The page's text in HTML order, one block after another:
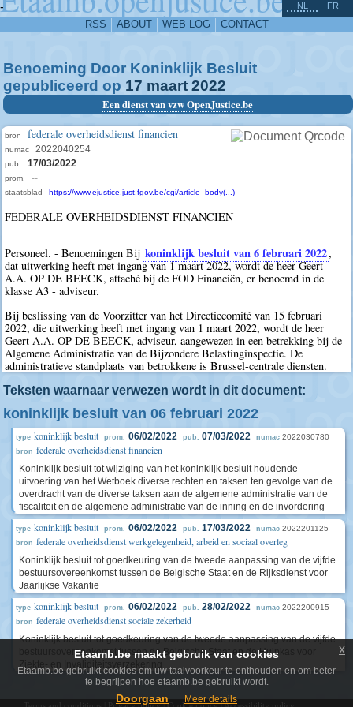
-
RSS ABOUT WEB LOG CONTACT
NL FR
Benoeming Door Koninklijk Besluit
gepubliceerd op 17 maart 2022
Een dienst van vzw OpenJustice.be
bron federale overheidsdienst financien
numac 2022040254
pub. 17/03/2022
prom. --
staatsblad https://www.ejustice.just.fgov.be/cgi/article_body(...)
FEDERALE OVERHEIDSDIENST FINANCIEN
Personeel. - Benoemingen Bij koninklijk besluit van 6 februari 2022,
dat uitwerking heeft met ingang van 1 maart 2022, wordt de heer Geert
A.A. OP DE BEECK, attaché bij de FOD Financiën, er benoemd in de
klasse A3 - adviseur.
Bij beslissing van de Voorzitter van het Directiecomité van 15 februari
2022, die uitwerking heeft met ingang van 1 maart 2022, wordt de heer
Geert A.A. OP DE BEECK, adviseur, aangewezen in een betrekking bij de
Algemene Administratie van de Bijzondere Belastinginspectie. De
administratieve standplaats van betrokkene is Brussel-centrale diensten.
Teksten waarnaar verwezen wordt in dit document:
koninklijk besluit van 06 februari 2022
type koninklijk besluit prom. 06/02/2022 pub. 07/03/2022 numac 2022030780
bron federale overheidsdienst financien
Koninklijk besluit tot wijziging van het koninklijk besluit houdende
uitvoering van het Wetboek diverse rechten en taksen ten gevolge van de
overdracht van de diverse taksen aan de algemene administratie van de
fiscaliteit en de algemene administratie van de inning en de invordering
type koninklijk besluit prom. 06/02/2022 pub. 17/03/2022 numac 2022201125
bron federale overheidsdienst werkgelegenheid, arbeid en sociaal overleg
Koninklijk besluit tot goedkeuring van de tweede aanpassing van de vijfde
bestuursovereenkomst tussen de Belgische Staat en de Rijksdienst voor
Jaarlijkse Vakantie
type koninklijk besluit prom. 06/02/2022 pub. 28/02/2022 numac 2022200915
bron federale overheidsdienst sociale zekerheid
Koninklijk besluit tot goedkeuring van de tweede aanpassing van de vijfde
bestuursovereenkomst tussen de Belgische Staat en de Hulpkas voor
Ziekte- en Invaliditeitsverzekering
^
Etaamb.be maakt gebruik van cookies
Etaamb.be gebruikt cookies om uw taalvoorkeur te onthouden en om beter
te begrijpen hoe etaamb.be gebruikt wordt.
Doorgaan Meer details
x